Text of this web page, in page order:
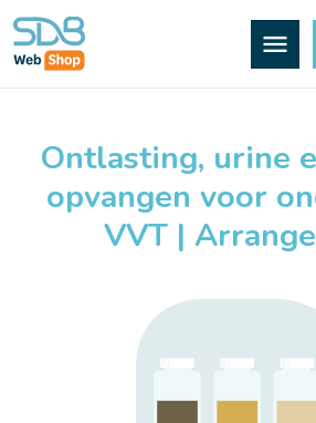
menu
Ontlasting, urine
opvangen voor
VVT |